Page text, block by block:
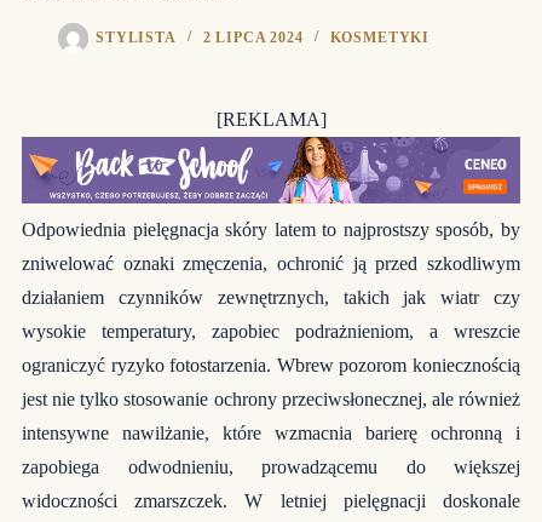
STYLISTA 2 LIPCA 2024 KOSMETYKI
[REKLAMA]
Odpowiednia pielęgnacja skóry latem to najprostszy sposób, by
zniwelować oznaki zmęczenia, ochronić ją przed szkodliwym
działaniem czynników zewnętrznych, takich jak wiatr czy
wysokie temperatury, zapobiec podrażnieniom, a wreszcie
ograniczyć ryzyko fotostarzenia. Wbrew pozorom koniecznością
jest nie tylko stosowanie ochrony przeciwsłonecznej, ale również
intensywne nawilżanie, które wzmacnia barierę ochronną i
zapobiega odwodnieniu, prowadzącemu do większej
widoczności zmarszczek. W letniej pielęgnacji doskonale